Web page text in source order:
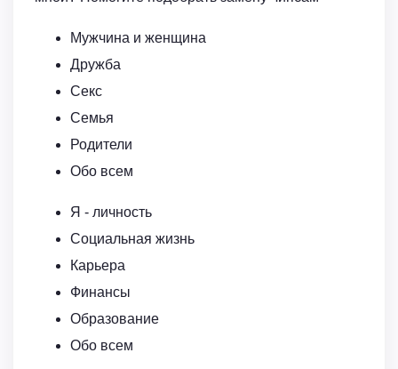
Мужчина и женщина
Дружба
Секс
Семья
Родители
Обо всем
Я - личность
Социальная жизнь
Карьера
Финансы
Образование
Обо всем